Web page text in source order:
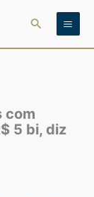
Pesquisar
com
5 bi, diz